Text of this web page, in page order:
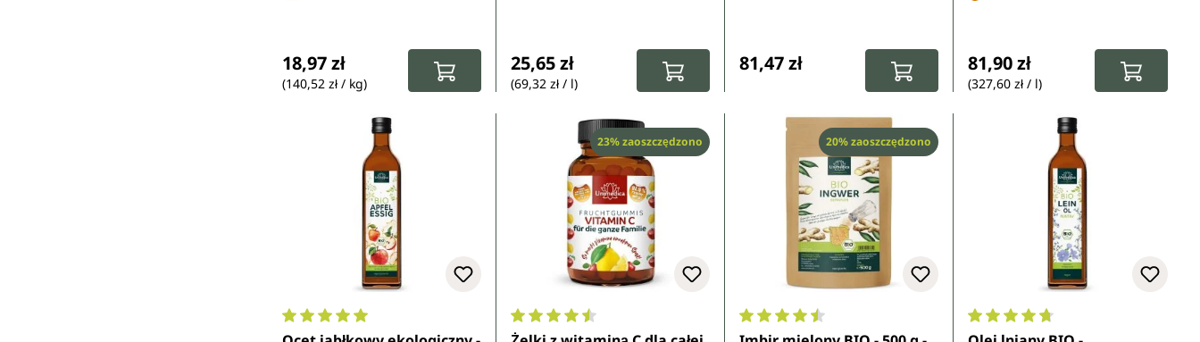
18,97 zł
(140,52 zł / kg)
25,65 zł
(69,32 zł / l)
81,47 zł 81,90 zł
(327,60 zł / l)
Średnia ocena 5 z 5 gwiazdek
Rabat
23% zaoszczędzono
Średnia ocena 4.4 z 5 gwiazdek
Rabat
20% zaoszczędzono
Średnia ocena 4.6 z 5 gwiazdek Średnia ocena 4.8 z 5 gwiazdek